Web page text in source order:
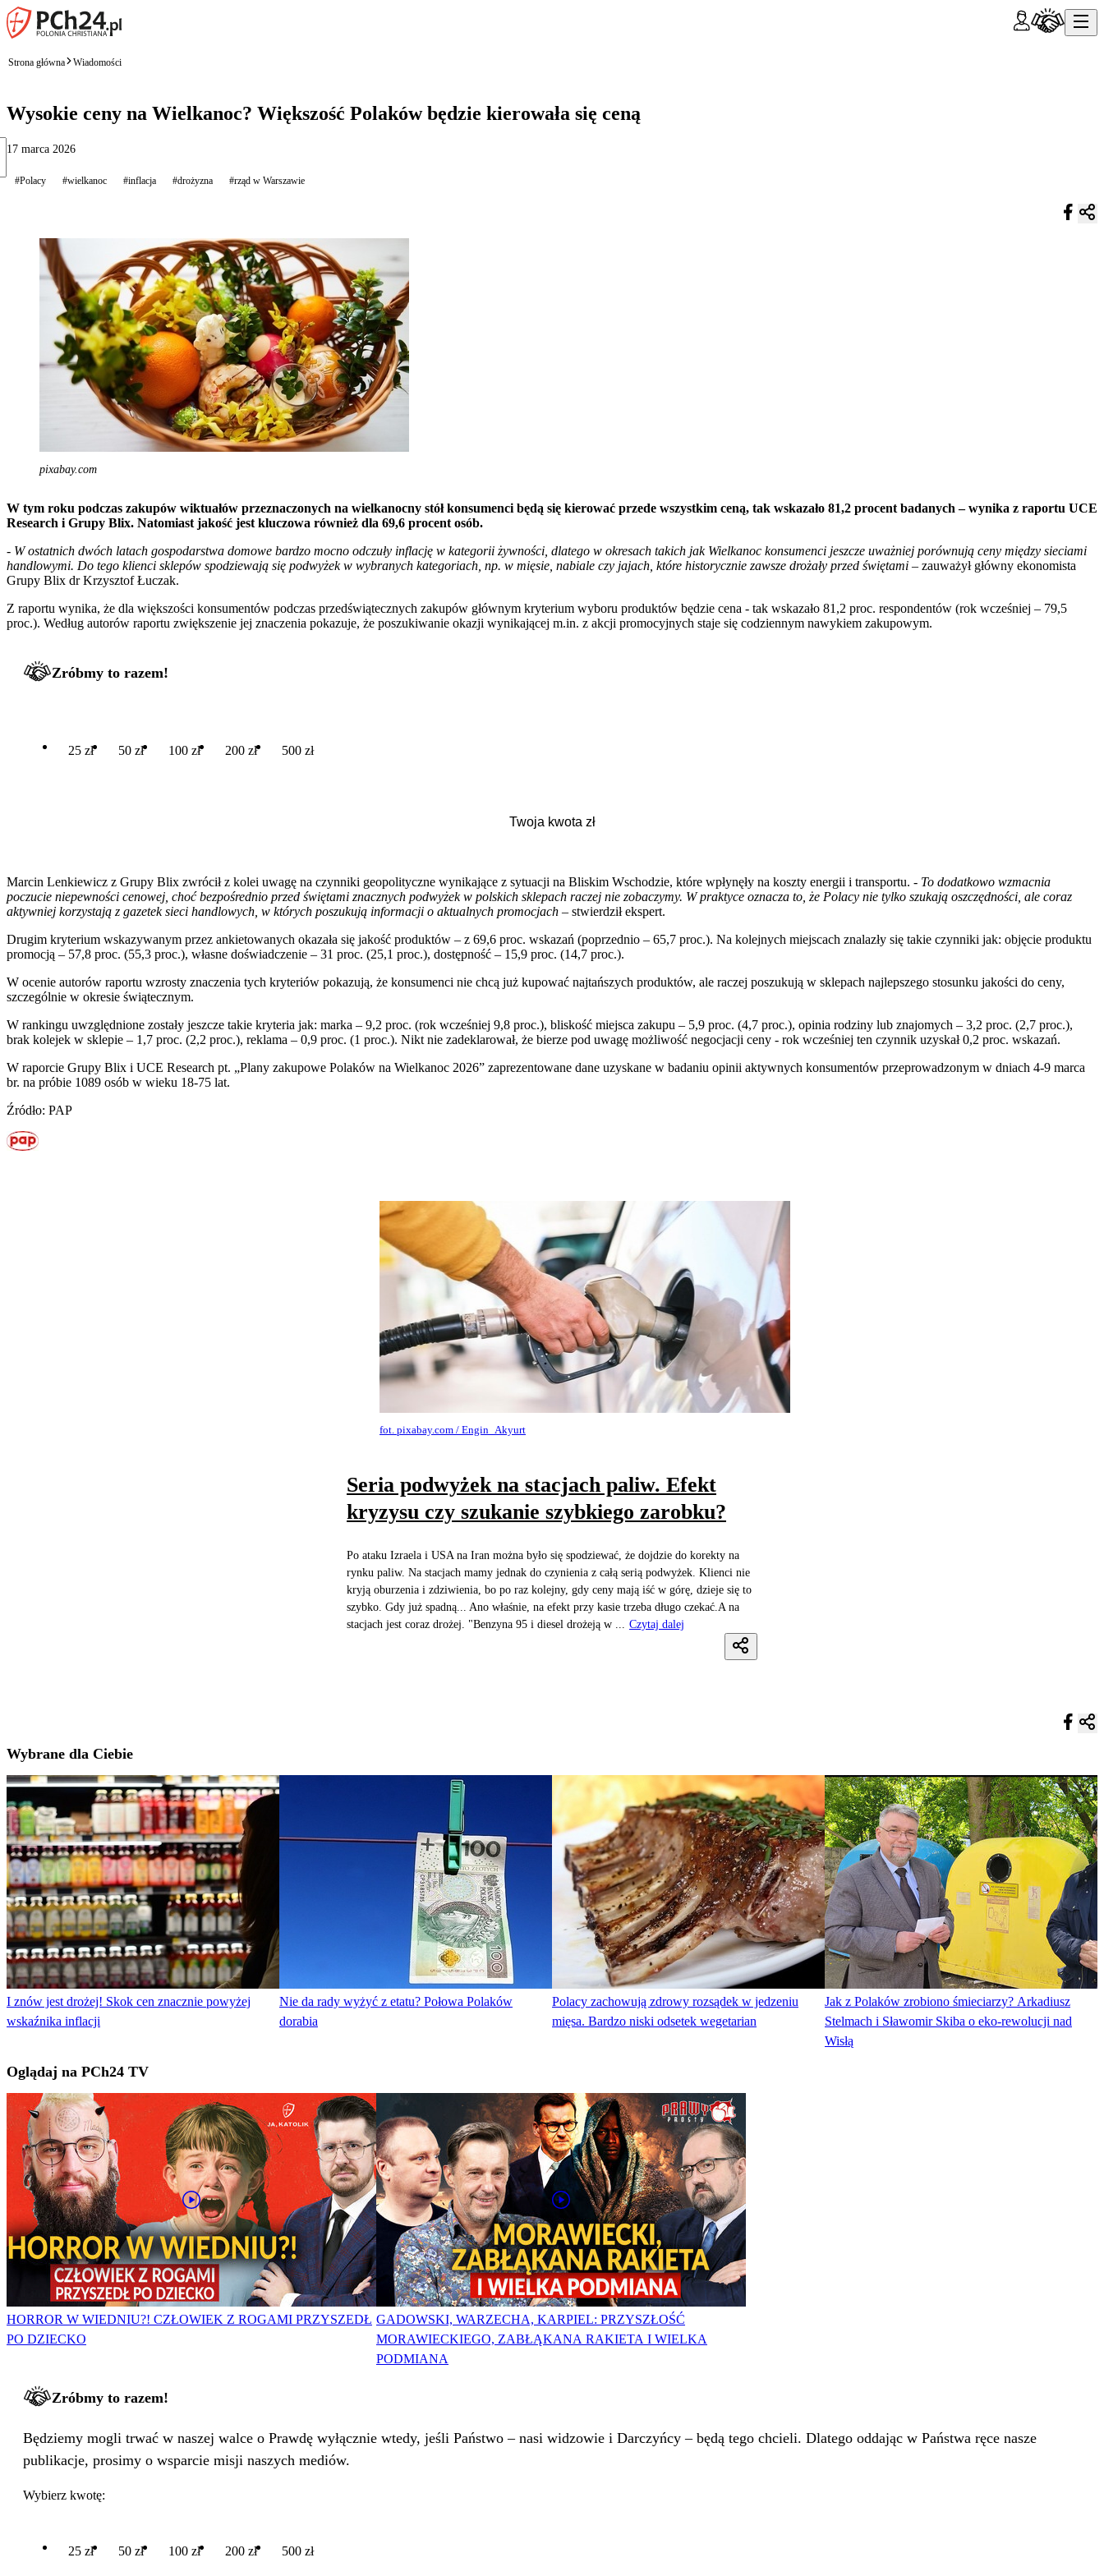
Strona główna Wiadomości
Wysokie ceny na Wielkanoc? Większość Polaków będzie kierowała się ceną
17 marca 2026
#Polacy #wielkanoc #inflacja #drożyzna #rząd w Warszawie
pixabay.com
W tym roku podczas zakupów wiktuałów przeznaczonych na wielkanocny stół konsumenci będą się kierować przede wszystkim ceną, tak wskazało 81,2 procent badanych – wynika z raportu UCE
Research i Grupy Blix. Natomiast jakość jest kluczowa również dla 69,6 procent osób.
- W ostatnich dwóch latach gospodarstwa domowe bardzo mocno odczuły inflację w kategorii żywności, dlatego w okresach takich jak Wielkanoc konsumenci jeszcze uważniej porównują ceny między sieciami
handlowymi. Do tego klienci sklepów spodziewają się podwyżek w wybranych kategoriach, np. w mięsie, nabiale czy jajach, które historycznie zawsze drożały przed świętami – zauważył główny ekonomista
Grupy Blix dr Krzysztof Łuczak.
Z raportu wynika, że dla większości konsumentów podczas przedświątecznych zakupów głównym kryterium wyboru produktów będzie cena - tak wskazało 81,2 proc. respondentów (rok wcześniej – 79,5
proc.). Według autorów raportu zwiększenie jej znaczenia pokazuje, że poszukiwanie okazji wynikającej m.in. z akcji promocyjnych staje się codziennym nawykiem zakupowym.
Zróbmy to razem!
25 zł 50 zł 100 zł 200 zł 500 zł
Marcin Lenkiewicz z Grupy Blix zwrócił z kolei uwagę na czynniki geopolityczne wynikające z sytuacji na Bliskim Wschodzie, które wpłynęły na koszty energii i transportu. - To dodatkowo wzmacnia
poczucie niepewności cenowej, choć bezpośrednio przed świętami znacznych podwyżek w polskich sklepach raczej nie zobaczymy. W praktyce oznacza to, że Polacy nie tylko szukają oszczędności, ale coraz
aktywniej korzystają z gazetek sieci handlowych, w których poszukują informacji o aktualnych promocjach – stwierdził ekspert.
Drugim kryterium wskazywanym przez ankietowanych okazała się jakość produktów – z 69,6 proc. wskazań (poprzednio – 65,7 proc.). Na kolejnych miejscach znalazły się takie czynniki jak: objęcie produktu
promocją – 57,8 proc. (55,3 proc.), własne doświadczenie – 31 proc. (25,1 proc.), dostępność – 15,9 proc. (14,7 proc.).
W ocenie autorów raportu wzrosty znaczenia tych kryteriów pokazują, że konsumenci nie chcą już kupować najtańszych produktów, ale raczej poszukują w sklepach najlepszego stosunku jakości do ceny,
szczególnie w okresie świątecznym.
W rankingu uwzględnione zostały jeszcze takie kryteria jak: marka – 9,2 proc. (rok wcześniej 9,8 proc.), bliskość miejsca zakupu – 5,9 proc. (4,7 proc.), opinia rodziny lub znajomych – 3,2 proc. (2,7 proc.),
brak kolejek w sklepie – 1,7 proc. (2,2 proc.), reklama – 0,9 proc. (1 proc.). Nikt nie zadeklarował, że bierze pod uwagę możliwość negocjacji ceny - rok wcześniej ten czynnik uzyskał 0,2 proc. wskazań.
W raporcie Grupy Blix i UCE Research pt. „Plany zakupowe Polaków na Wielkanoc 2026” zaprezentowane dane uzyskane w badaniu opinii aktywnych konsumentów przeprowadzonym w dniach 4-9 marca
br. na próbie 1089 osób w wieku 18-75 lat.
Źródło: PAP
fot. pixabay.com / Engin_Akyurt
Seria podwyżek na stacjach paliw. Efekt
kryzysu czy szukanie szybkiego zarobku?
Po ataku Izraela i USA na Iran można było się spodziewać, że dojdzie do korekty na
rynku paliw. Na stacjach mamy jednak do czynienia z całą serią podwyżek. Klienci nie
kryją oburzenia i zdziwienia, bo po raz kolejny, gdy ceny mają iść w górę, dzieje się to
szybko. Gdy już spadną... Ano właśnie, na efekt przy kasie trzeba długo czekać.A na
stacjach jest coraz drożej. "Benzyna 95 i diesel drożeją w ...
Czytaj dalej
Wybrane dla Ciebie
I znów jest drożej! Skok cen znacznie powyżej
wskaźnika inflacji
Nie da rady wyżyć z etatu? Połowa Polaków
dorabia
Polacy zachowują zdrowy rozsądek w jedzeniu
mięsa. Bardzo niski odsetek wegetarian
Jak z Polaków zrobiono śmieciarzy? Arkadiusz
Stelmach i Sławomir Skiba o eko-rewolucji nad
Wisłą
Oglądaj na PCh24 TV
HORROR W WIEDNIU?! CZŁOWIEK Z ROGAMI PRZYSZEDŁ
PO DZIECKO
GADOWSKI, WARZECHA, KARPIEL: PRZYSZŁOŚĆ
MORAWIECKIEGO, ZABŁĄKANA RAKIETA I WIELKA
PODMIANA
Zróbmy to razem!
Będziemy mogli trwać w naszej walce o Prawdę wyłącznie wtedy, jeśli Państwo – nasi widzowie i Darczyńcy – będą tego chcieli. Dlatego oddając w Państwa ręce nasze
publikacje, prosimy o wsparcie misji naszych mediów.
Wybierz kwotę:
25 zł 50 zł 100 zł 200 zł 500 zł